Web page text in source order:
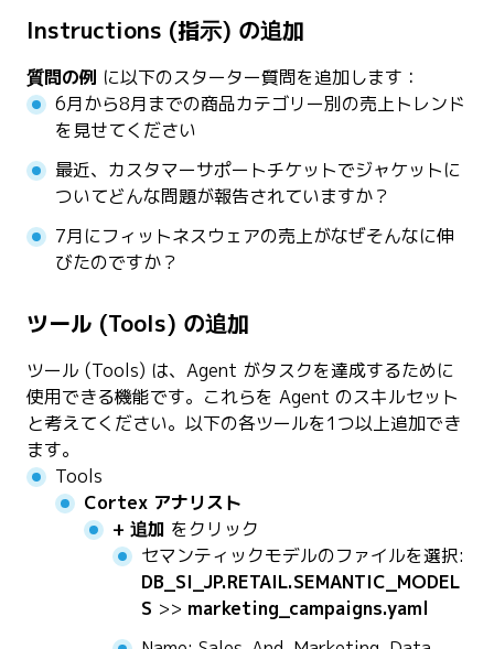
Instructions (指示) の追加
質問の例 に以下のスターター質問を追加します：
6月から8月までの商品カテゴリー別の売上トレンド
を見せてください
最近、カスタマーサポートチケットでジャケットに
ついてどんな問題が報告されていますか？
7月にフィットネスウェアの売上がなぜそんなに伸
びたのですか？
ツール (Tools) の追加
ツール (Tools) は、Agent がタスクを達成するために
使用できる機能です。これらを Agent のスキルセット
と考えてください。以下の各ツールを1つ以上追加でき
ます。
Tools
Cortex アナリスト
+ 追加 をクリック
セマンティックモデルのファイルを選択:
DB_SI_JP.RETAIL.SEMANTIC_MODEL
S >> marketing_campaigns.yaml